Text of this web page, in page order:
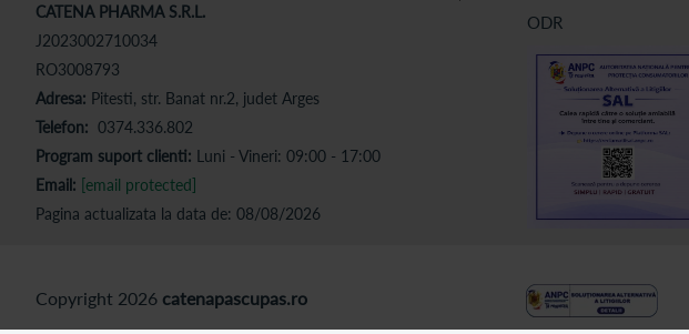
CATENA PHARMA S.R.L.
J2023002710034
RO3008793
Adresa: Pitesti, str. Banat nr.2, judet Arges
Telefon: 0374.336.802
Program suport clienti: Luni - Vineri: 09:00 - 17:00
Email: [email protected]
Pagina actualizata la data de: 08/08/2026
ODR
Copyright 2026 catenapascupas.ro